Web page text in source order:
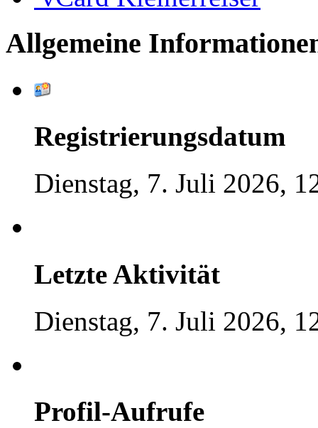
Allgemeine
Registrierungsdatum
Dienstag, 7. Juli 2026,
Letzte Aktivität
Dienstag, 7. Juli 2026,
Profil-Aufrufe